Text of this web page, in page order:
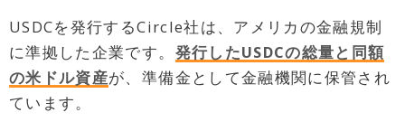
USDCを発行するCircle社は、アメリカの金融規制
に準拠した企業です。 発行したUSDCの総量と同額
の米ドル資産が、準備金として金融機関に保管され
ています。